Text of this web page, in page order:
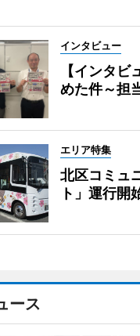
インタビュー
【インタ
めた件～担
エリア特集
北区コミュ
ト」運行開
ース